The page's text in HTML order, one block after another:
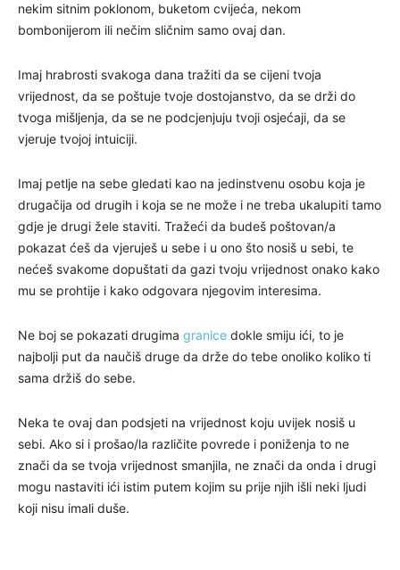
nekim sitnim poklonom, buketom cvijeća, nekom
bombonijerom ili nečim sličnim samo ovaj dan.
Imaj hrabrosti svakoga dana tražiti da se cijeni tvoja
vrijednost, da se poštuje tvoje dostojanstvo, da se drži do
tvoga mišljenja, da se ne podcjenjuju tvoji osjećaji, da se
vjeruje tvojoj intuiciji.
Imaj petlje na sebe gledati kao na jedinstvenu osobu koja je
drugačija od drugih i koja se ne može i ne treba ukalupiti tamo
gdje je drugi žele staviti. Tražeći da budeš poštovan/a
pokazat ćeš da vjeruješ u sebe i u ono što nosiš u sebi, te
nećeš svakome dopuštati da gazi tvoju vrijednost onako kako
mu se prohtije i kako odgovara njegovim interesima.
Ne boj se pokazati drugima granice dokle smiju ići, to je
najbolji put da naučiš druge da drže do tebe onoliko koliko ti
sama držiš do sebe.
Neka te ovaj dan podsjeti na vrijednost koju uvijek nosiš u
sebi. Ako si i prošao/la različite povrede i poniženja to ne
znači da se tvoja vrijednost smanjila, ne znači da onda i drugi
mogu nastaviti ići istim putem kojim su prije njih išli neki ljudi
koji nisu imali duše.